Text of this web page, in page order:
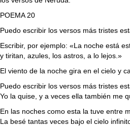
POEMA 20
Puedo escribir los versos más tristes
Escribir, por ejemplo: «La noche está
y tiritan, azules, los astros, a lo lejos.»
El viento de la noche gira en el cielo y
Puedo escribir los versos más tristes
Yo la quise, y a veces ella también me
En las noches como esta la tuve entre
La besé tantas veces bajo el cielo